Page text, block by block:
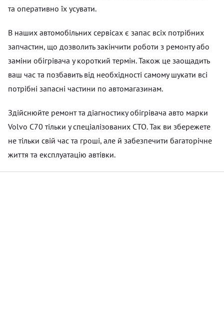
та оперативно їх усувати.
В наших автомобільних сервісах є запас всіх потрібних
запчастин, що дозволить закінчити роботи з ремонту або
заміни обігрівача у короткий термін. Також це заощадить
ваш час та позбавить від необхідності самому шукати всі
потрібні запасні частини по автомагазинам.
Здійснюйте ремонт та діагностику обігрівача авто марки
Volvo C70 тільки у спеціалізованих СТО. Так ви збережете
не тільки свій час та гроші, але й забезпечити багаторічне
життя та експлуатацію автівки.